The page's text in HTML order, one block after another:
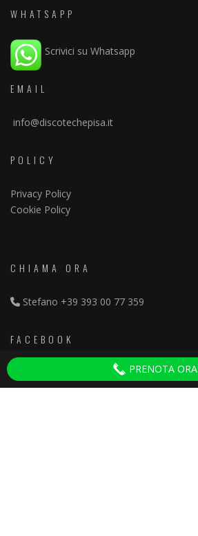
WHATSAPP
Scrivici su Whatsapp
EMAIL
info@discotechepisa.it
POLICY
Privacy Policy
Cookie Policy
CHIAMA ORA
Stefano +39 393 00 77 359
FACEBOOK
Discoteche Pisa
PRENOTA ORA